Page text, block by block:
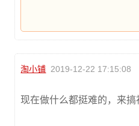
淘小铺 2019-12-22 17:15:08
现在做什么都挺难的，来搞